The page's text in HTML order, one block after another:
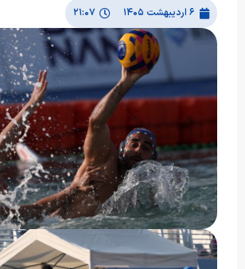
۶ اردیبهشت ۱۴۰۵ ۲۱:۰۷